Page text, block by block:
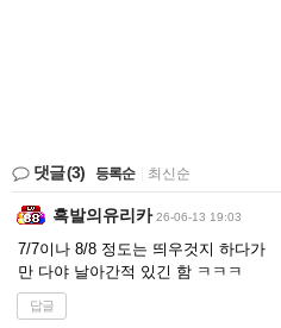
댓글(3) 등록순 최신순
흑발의유리카 26-06-13 19:03
7/7이나 8/8 정도는 띄우것지 하다가
만 다야 날아간적 있긴 함 ㅋㅋㅋ
답글